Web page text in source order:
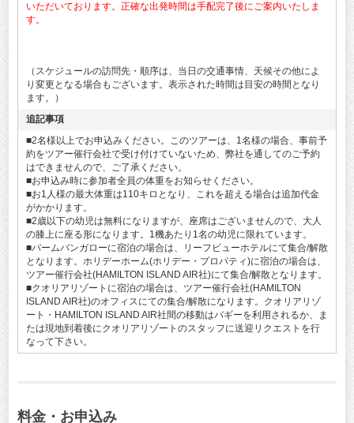
いただいております。正確な出発時間は手配完了後にご案内いたしま
す。
（スケジュールの訪問先・順序は、当日の交通事情、天候その他によ
り変更となる場合もございます。表示された時間は目安の時間となり
ます。）
追記事項
■2名様以上でお申込みください。このツアーは、1名様の場合、事前予
約をツアー催行会社で受け付けていないため、弊社を通してのご予約
はできませんので、ご了承ください。
■お申込み時に参加者全員の体重をお知らせください。
■お1人様の最大体重は110キロとなり、これを超える場合は追加代金
がかかります。
■2歳以下の幼児は無料になりますが、座席はございませんので、大人
の膝上に座る形になります。1機あたり1名の幼児に限れています。
■パームバンガローに宿泊の場合は、リーフビューホテルにて集合/解散
となります。ホリデーホーム(ホリデー・プロパティ)に宿泊の場合は、
ツアー催行会社(HAMILTON ISLAND AIR社)にて集合/解散となります。
■クオリアリゾートに宿泊の場合は、ツアー催行会社(HAMILTON
ISLAND AIR社)のオフィスにての集合/解散になります。クオリアリゾ
ート・HAMILTON ISLAND AIR社間の移動はバギーを利用されるか、ま
たは現地到着後にクオリアリゾートのスタッフに送迎リクエストを行
なって下さい。
料金・お申込み